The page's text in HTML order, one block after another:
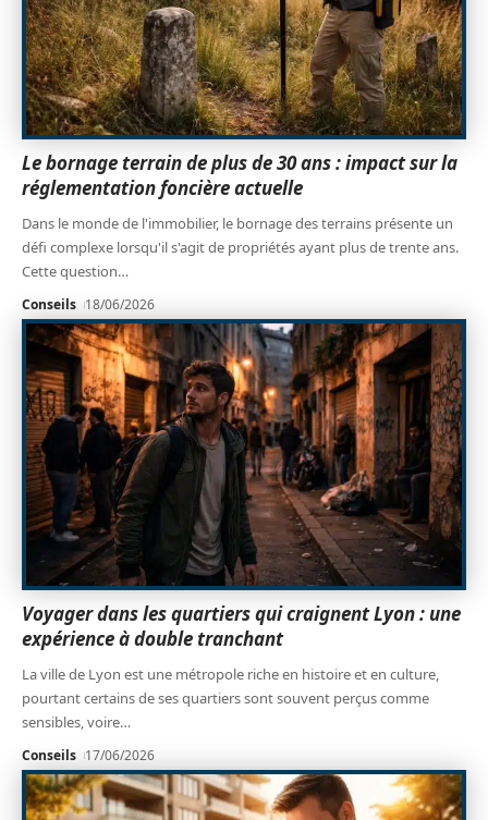
Le bornage terrain de plus de 30 ans : impact sur la
réglementation foncière actuelle
Dans le monde de l'immobilier, le bornage des terrains présente un
défi complexe lorsqu'il s'agit de propriétés ayant plus de trente ans.
Cette question…
Conseils 18/06/2026
Voyager dans les quartiers qui craignent Lyon : une
expérience à double tranchant
La ville de Lyon est une métropole riche en histoire et en culture,
pourtant certains de ses quartiers sont souvent perçus comme
sensibles, voire…
Conseils 17/06/2026